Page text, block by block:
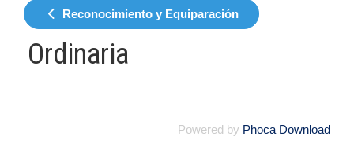
Reconocimiento y Equiparación
Ordinaria
Powered by Phoca Download